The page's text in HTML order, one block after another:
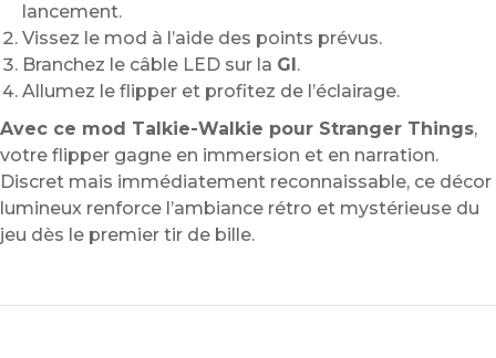
lancement.
Vissez le mod à l’aide des points prévus.
Branchez le câble LED sur la GI.
Allumez le flipper et profitez de l’éclairage.
Avec ce mod Talkie-Walkie pour Stranger Things,
votre flipper gagne en immersion et en narration.
Discret mais immédiatement reconnaissable, ce décor
lumineux renforce l’ambiance rétro et mystérieuse du
jeu dès le premier tir de bille.